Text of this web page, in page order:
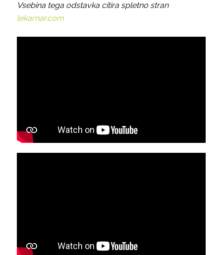
Vsebina tega odstavka citira spletno stran
lekarnar.com